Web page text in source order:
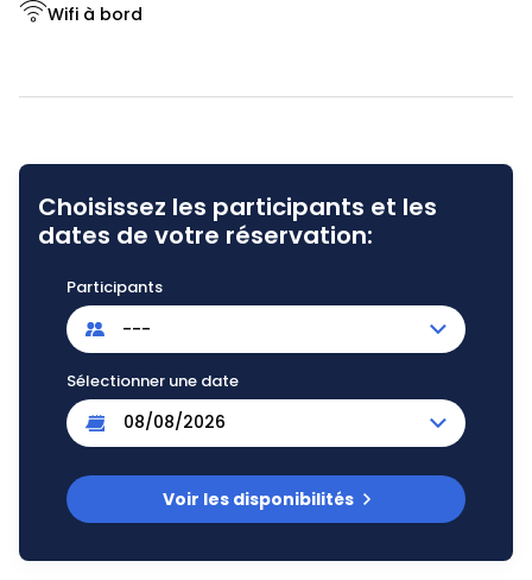
Wifi à bord
Choisissez les participants et les
dates de votre réservation:
Participants
---
Sélectionner une date
Voir les disponibilités